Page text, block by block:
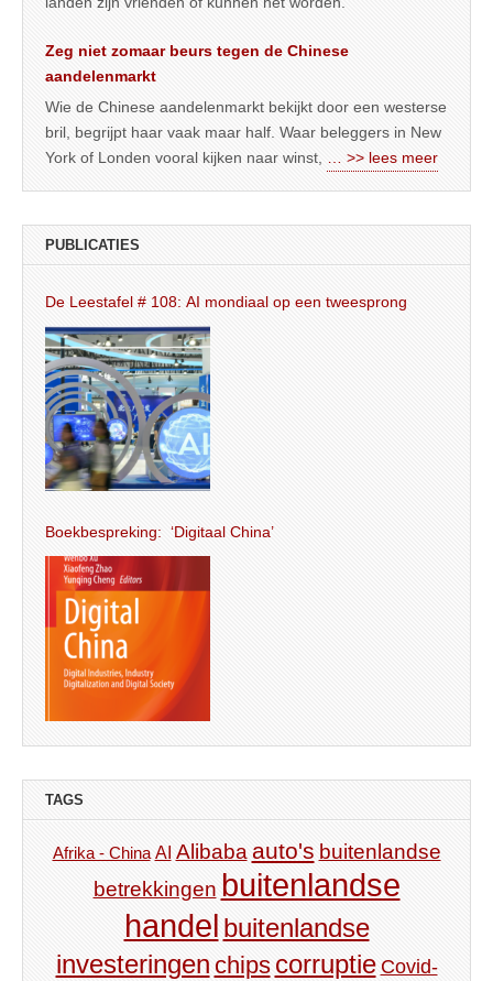
Zeg niet zomaar beurs tegen de Chinese
aandelenmarkt
Wie de Chinese aandelenmarkt bekijkt door een westerse
bril, begrijpt haar vaak maar half. Waar beleggers in New
York of Londen vooral kijken naar winst, … >> lees meer
PUBLICATIES
De Leestafel # 108: AI mondiaal op een tweesprong
Boekbespreking: ‘Digitaal China’
TAGS
Afrika - China AI Alibaba auto's buitenlandse
betrekkingen buitenlandse
handel buitenlandse
investeringen chips corruptie Covid-